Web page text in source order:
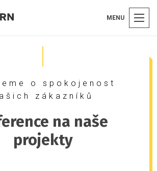
MENU
o spokojenost
zákazníků
na naše
projekty